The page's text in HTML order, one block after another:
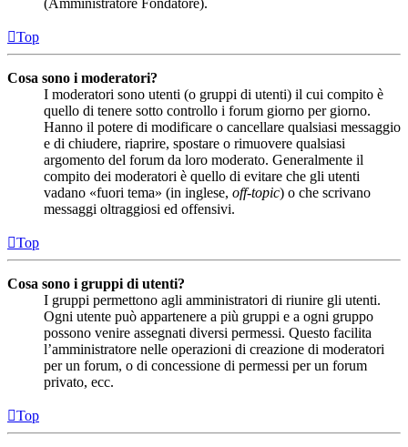
Top
Cosa sono i moderatori?
I moderatori sono utenti (o gruppi di utenti) il cui compito è
quello di tenere sotto controllo i forum giorno per giorno.
Hanno il potere di modificare o cancellare qualsiasi messaggio
e di chiudere, riaprire, spostare o rimuovere qualsiasi
argomento del forum da loro moderato. Generalmente il
compito dei moderatori è quello di evitare che gli utenti
vadano «fuori tema» (in inglese, off-topic) o che scrivano
messaggi oltraggiosi ed offensivi.
Top
Cosa sono i gruppi di utenti?
I gruppi permettono agli amministratori di riunire gli utenti.
Ogni utente può appartenere a più gruppi e a ogni gruppo
possono venire assegnati diversi permessi. Questo facilita
l’amministratore nelle operazioni di creazione di moderatori
per un forum, o di concessione di permessi per un forum
privato, ecc.
Top